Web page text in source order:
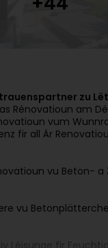
zu
Rénovatioun am
vum
fir all Är
vu Beton-
vu
Léisunge fir